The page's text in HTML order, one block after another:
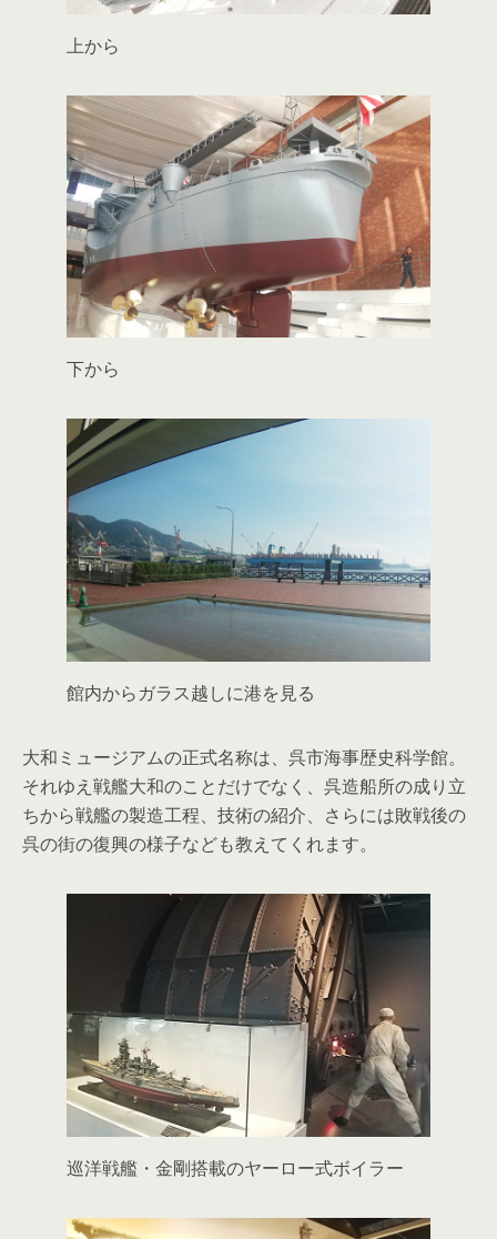
上から
下から
館内からガラス越しに港を見る
大和ミュージアムの正式名称は、呉市海事歴史科学館。
それゆえ戦艦大和のことだけでなく、呉造船所の成り立
ちから戦艦の製造工程、技術の紹介、さらには敗戦後の
呉の街の復興の様子なども教えてくれます。
巡洋戦艦・金剛搭載のヤーロー式ボイラー